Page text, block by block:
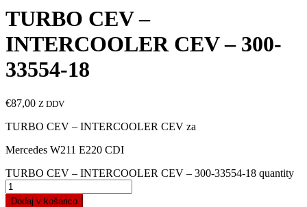
TURBO CEV –
INTERCOOLER CEV – 300-
33554-18
€87,00 Z DDV
TURBO CEV – INTERCOOLER CEV za
Mercedes W211 E220 CDI
TURBO CEV – INTERCOOLER CEV – 300-33554-18 quantity
Dodaj v košarico